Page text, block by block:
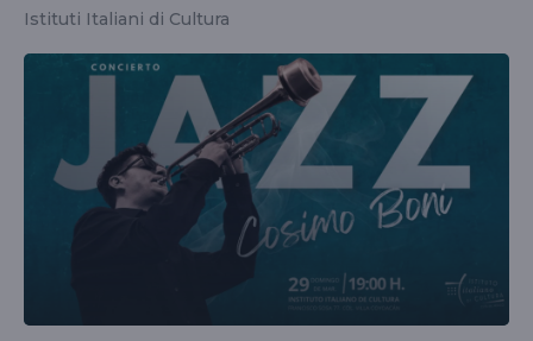
Istituti Italiani di Cultura